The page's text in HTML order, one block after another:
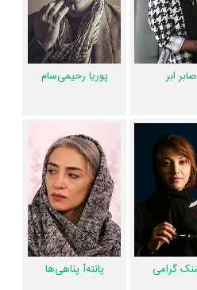
،یسنا میرطهماسب،روشنک گرامی،
بهرامی،بهرام شاه‌محمدلووحامی ترابیرا
در این اثر تجربه کرده است. در میان بازیگران بعد از رفتن نیز 35 همکاریِ اول
صابر ابر،پوریا رحیمی‌سامویسنا
پناهی‌ها ، احترام برومندوسارا بهرامی،
در تولید فیلم بعد از رفتن نقش داشته‌اند و هر یک از
صابر ابر پوریا رحیمی‌سام
گرامی پانته‌آ پناهی‌ها